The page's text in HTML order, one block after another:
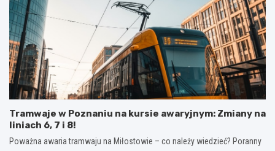
Tramwaje w Poznaniu na kursie awaryjnym: Zmiany na
liniach 6, 7 i 8!
Poważna awaria tramwaju na Miłostowie – co należy wiedzieć? Poranny